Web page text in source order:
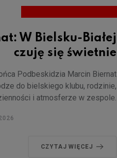
W Bielsku-Białej
czuję się świetnie
Podbeskidzia Marcin Biernat
do bielskiego klubu, rodzinie,
i atmosferze w zespole.
CZYTAJ WIĘCEJ